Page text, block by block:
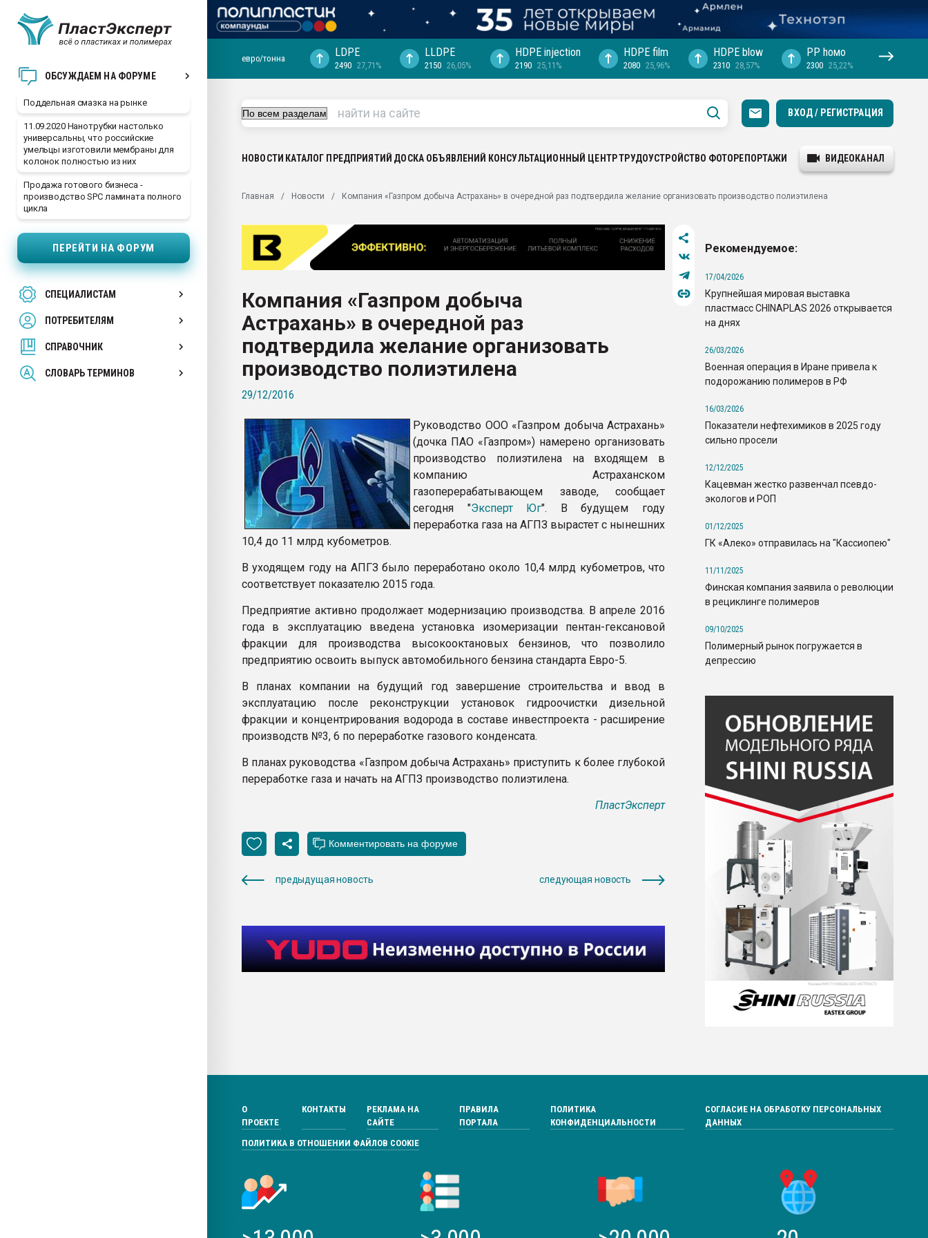
ОБСУЖДАЕМ НА ФОРУМЕ
Поддельная смазка на рынке
11.09.2020 Нанотрубки настолько
универсальны, что российские
умельцы изготовили мембраны для
колонок полностью из них
Продажа готового бизнеса -
производство SPC ламината полного
цикла
ПЕРЕЙТИ НА ФОРУМ
СПЕЦИАЛИСТАМ
ПОТРЕБИТЕЛЯМ
СПРАВОЧНИК
СЛОВАРЬ ТЕРМИНОВ
ближайшее подмосковье, с.-в.
Подмосковье, Москва
первый план в переработке
28.07.2026 "Технониколь" довольна
Всё, что касается выдува ПЭТ
Материал поверхности пуансона для
Продам отходы Композиция
поликарбоната и АБС-пластика
Armaloy PC/ABS-1IM черный цвет
ПЕРЕЙТИ НА ФОРУМ
евро/тонна LDPE
2490 27,71%
LLDPE
2150 26,05%
HDPE injection
2190 25,11%
HDPE film
2080 25,96%
HDPE blow
2310 28,57%
PP hомо
2300 25,22%
ВХОД / РЕГИСТРАЦИЯ
НОВОСТИ КАТАЛОГ ПРЕДПРИЯТИЙ ДОСКА ОБЪЯВЛЕНИЙ КОНСУЛЬТАЦИОННЫЙ ЦЕНТРТРУДОУСТРОЙСТВО ФОТОРЕПОРТАЖИ ВИДЕОКАНАЛ
Главная Новости Компания «Газпром добыча Астрахань» в очередной раз подтвердила желание организовать производство полиэтилена
Компания «Газпром добыча
Астрахань» в очередной раз
подтвердила желание организовать
производство полиэтилена
29/12/2016
Руководство ООО «Газпром добыча Астрахань»
(дочка ПАО «Газпром») намерено организовать
производство полиэтилена на входящем в
компанию Астраханском
газоперерабатывающем заводе, сообщает
сегодня "Эксперт Юг". В будущем году
переработка газа на АГПЗ вырастет с нынешних
10,4 до 11 млрд кубометров.
В уходящем году на АПГЗ было переработано около 10,4 млрд кубометров, что
соответствует показателю 2015 года.
Предприятие активно продолжает модернизацию производства. В апреле 2016
года в эксплуатацию введена установка изомеризации пентан-гексановой
фракции для производства высокооктановых бензинов, что позволило
предприятию освоить выпуск автомобильного бензина стандарта Евро-5.
В планах компании на будущий год завершение строительства и ввод в
эксплуатацию после реконструкции установок гидроочистки дизельной
фракции и концентрирования водорода в составе инвестпроекта - расширение
производств №3, 6 по переработке газового конденсата.
В планах руководства «Газпром добыча Астрахань» приступить к более глубокой
переработке газа и начать на АГПЗ производство полиэтилена.
ПластЭксперт
предыдущая новость следующая новость
Рекомендуемое:
17/04/2026
Крупнейшая мировая выставка
пластмасс CHINAPLAS 2026 открывается
на днях
26/03/2026
Военная операция в Иране привела к
подорожанию полимеров в РФ
16/03/2026
Показатели нефтехимиков в 2025 году
сильно просели
12/12/2025
Кацевман жестко развенчал псевдо-
экологов и РОП
01/12/2025
ГК «Алеко» отправилась на "Кассиопею"
11/11/2025
Финская компания заявила о революции
в рециклинге полимеров
09/10/2025
Полимерный рынок погружается в
депрессию
О
ПРОЕКТЕ
КОНТАКТЫ
РЕКЛАМА НА
САЙТЕ
ПРАВИЛА
ПОРТАЛА
ПОЛИТИКА
КОНФИДЕНЦИАЛЬНОСТИ
СОГЛАСИЕ НА ОБРАБОТКУ ПЕРСОНАЛЬНЫХ
ДАННЫХ
ПОЛИТИКА В ОТНОШЕНИИ ФАЙЛОВ COOKIE